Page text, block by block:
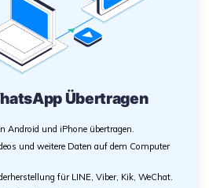
Übertragen
Android und iPhone übertragen.
und weitere Daten auf dem Computer
für LINE, Viber, Kik, WeChat.